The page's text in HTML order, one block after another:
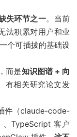
失环节之一。当前
法积累对用户和业
个可插拔的基础设
而是知识图谱 + 向
有相关研究论文发
件（claude-code-
TypeScript 客户